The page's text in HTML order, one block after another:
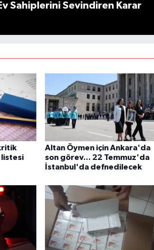
Sahiplerini Sevindiren Karar
listesi
Altan Öymen için Ankara'da
son görev... 22 Temmuz'da
İstanbul'da defnedilecek